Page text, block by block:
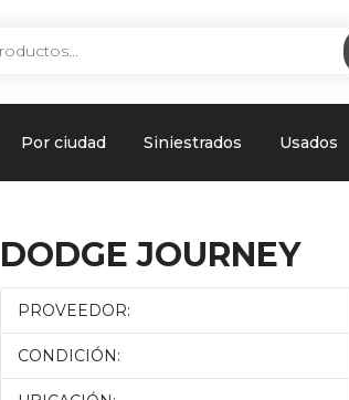
Por ciudad Siniestrados Usados
DODGE JOURNEY
PROVEEDOR:
CONDICIÓN: